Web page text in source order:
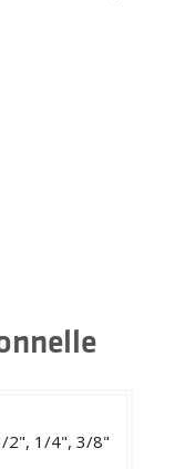
2", 1/4", 3/8"